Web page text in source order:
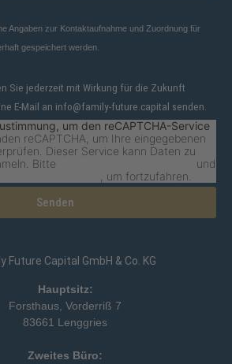
Angaben zur Kontaktaufnahme und Zuordnung für
gespeichert werden.
Sie jederzeit mit Wirkung für die Zukunft
E-Mail an info@family-future.capital senden.
um den reCAPTCHA-Service
reCAPTCHA, um Ihre eingegebenen
Dieser Service kann Daten zu
Bitte
und
, um fortzufahren.
Senden
Future Capital GmbH & Co. KG
Hauptsitz:
Forsthaus, Vorderriß 7
83661 Lenggries
Zweites Büro: